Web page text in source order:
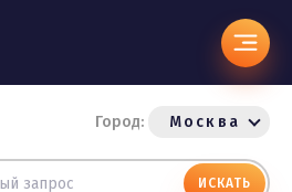
Город: Москва
ИСКАТЬ